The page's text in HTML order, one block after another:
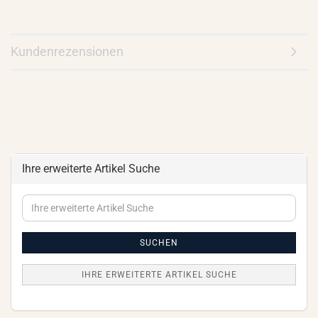
Kundenrezensionen
Ihre erweiterte Artikel Suche
Ihre
erweiterte
SUCHEN
IHRE ERWEITERTE ARTIKEL SUCHE